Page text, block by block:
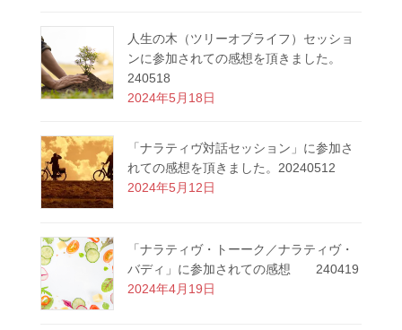
人生の木（ツリーオブライフ）セッショ
ンに参加されての感想を頂きました。
240518
2024年5月18日
「ナラティヴ対話セッション」に参加さ
れての感想を頂きました。20240512
2024年5月12日
「ナラティヴ・トーーク／ナラティヴ・
バディ」に参加されての感想 240419
2024年4月19日